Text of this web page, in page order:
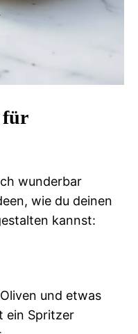
für
wunderbar
wie du deinen
kannst:
und etwas
ein Spritzer